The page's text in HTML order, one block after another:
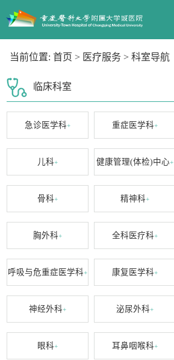
当前位置: 首页 > 医疗服务 > 科室导航
临床科室
急诊医学科+ 重症医学科+
儿科+ 健康管理(体检)中心+
骨科+ 精神科+
胸外科+ 全科医疗科+
呼吸与危重症医学科+ 康复医学科+
神经外科+ 泌尿外科+
眼科+ 耳鼻咽喉科+